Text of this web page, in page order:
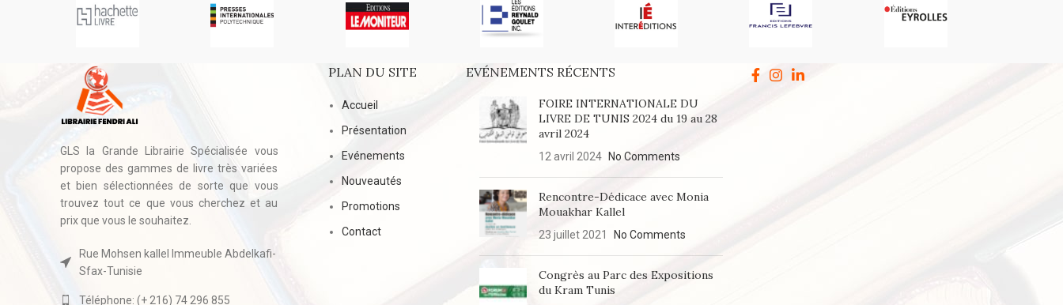
GLS la Grande Librairie Spécialisée vous
propose des gammes de livre très variées
et bien sélectionnées de sorte que vous
trouvez tout ce que vous cherchez et au
prix que vous le souhaitez.
Rue Mohsen kallel Immeuble Abdelkafi-
Sfax-Tunisie
Téléphone: (+ 216) 74 296 855
PLAN DU SITE
Accueil
Présentation
Evénements
Nouveautés
Promotions
Contact
EVÉNEMENTS RÉCENTS
FOIRE INTERNATIONALE DU
LIVRE DE TUNIS 2024 du 19 au 28
avril 2024
12 avril 2024 No Comments
Rencontre-Dédicace avec Monia
Mouakhar Kallel
23 juillet 2021 No Comments
Congrès au Parc des Expositions
du Kram Tunis